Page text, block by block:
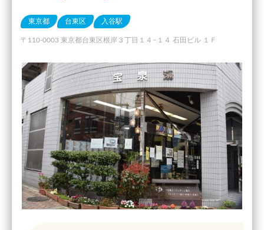
東京都 台東区 入谷駅
〒110-0003 東京都台東区根岸３丁目１４−１４ 石田ビル １Ｆ